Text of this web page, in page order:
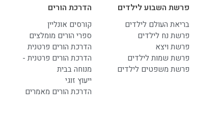
פרשת השבוע לילדים
בריאת העולם לילדים
פרשת נח לילדים
פרשת ויצא
פרשת שמות לילדים
פרשת משפטים לילדים
הדרכת הורים
קורסים אונליין
ספרי הורים מומלצים
הדרכת הורים פרטנית
הדרכת הורים פרטנית -
מנוחה בבית
ייעוץ זוגי
הדרכת הורים מאמרים